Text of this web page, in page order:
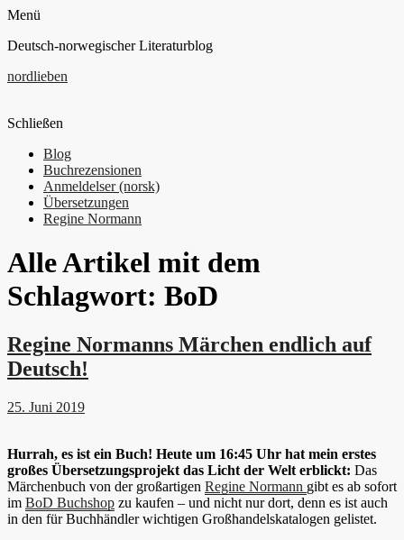
Menü
Deutsch-norwegischer Literaturblog
nordlieben
Schließen
Blog
Buchrezensionen
Anmeldelser (norsk)
Übersetzungen
Regine Normann
Alle Artikel mit dem
Schlagwort: BoD
Regine Normanns Märchen endlich auf
Deutsch!
25. Juni 2019
Hurrah, es ist ein Buch! Heute um 16:45 Uhr hat mein erstes
großes Übersetzungsprojekt das Licht der Welt erblickt: Das
Märchenbuch von der großartigen Regine Normann gibt es ab sofort
im BoD Buchshop zu kaufen – und nicht nur dort, denn es ist auch
in den für Buchhändler wichtigen Großhandelskatalogen gelistet.